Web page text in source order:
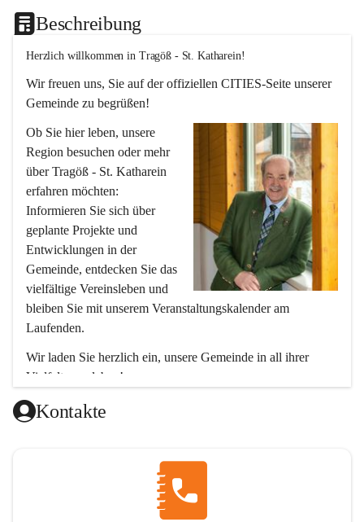
Beschreibung
Herzlich willkommen in Tragöß - St. Katharein!
Wir freuen uns, Sie auf der offiziellen CITIES-Seite unserer
Gemeinde zu begrüßen!
Ob Sie hier leben, unsere
Region besuchen oder mehr
über Tragöß - St. Katharein
erfahren möchten:
Informieren Sie sich über
geplante Projekte und
Entwicklungen in der
Gemeinde, entdecken Sie das
vielfältige Vereinsleben und
bleiben Sie mit unserem Veranstaltungskalender am
Laufenden.
Wir laden Sie herzlich ein, unsere Gemeinde in all ihrer
Vielfalt zu erleben!
Ihr Bürgermeister
Hubert Zinner
Tragöß - St. Katharein ist eine im Rahmen der
Kontakte